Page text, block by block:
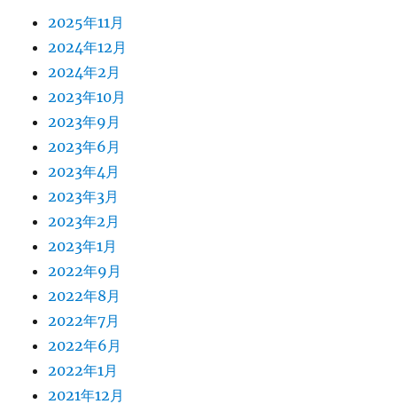
2025年11月
2024年12月
2024年2月
2023年10月
2023年9月
2023年6月
2023年4月
2023年3月
2023年2月
2023年1月
2022年9月
2022年8月
2022年7月
2022年6月
2022年1月
2021年12月